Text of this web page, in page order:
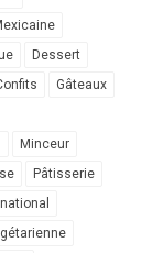
Dessert
Gâteaux
Minceur
Pâtisserie